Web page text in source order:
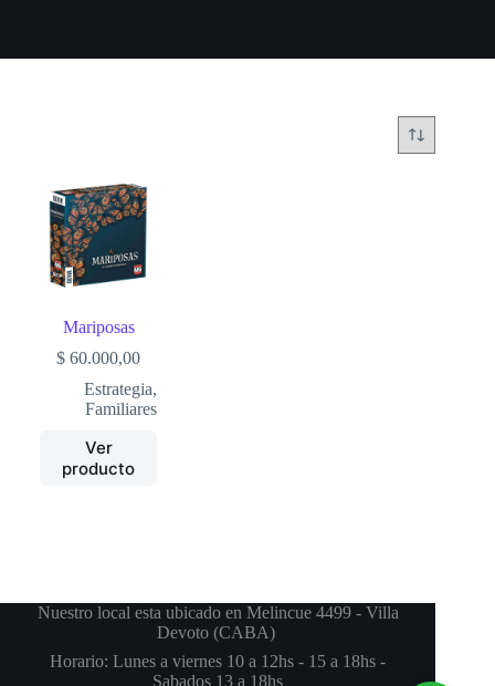
Mariposas
$ 60.000,00
Estrategia,
Familiares
Ver
producto
Nuestro local esta ubicado en Melincue 4499 - Villa
Devoto (CABA)
Horario: Lunes a viernes 10 a 12hs - 15 a 18hs -
Sabados 13 a 18hs